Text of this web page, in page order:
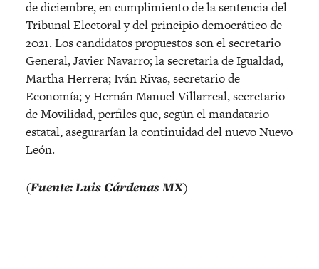
de diciembre, en cumplimiento de la sentencia del
Tribunal Electoral y del principio democrático de
2021. Los candidatos propuestos son el secretario
General, Javier Navarro; la secretaria de Igualdad,
Martha Herrera; Iván Rivas, secretario de
Economía; y Hernán Manuel Villarreal, secretario
de Movilidad, perfiles que, según el mandatario
estatal, asegurarían la continuidad del nuevo Nuevo
León.
(Fuente: Luis Cárdenas MX)